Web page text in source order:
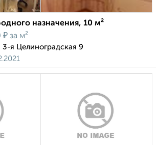
назначения, 10 м²
₽ за м²
я Целиноградская 9